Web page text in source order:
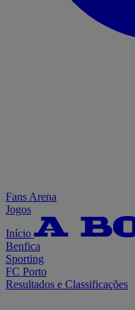
Fans Arena
Jogos
Início
Benfica
Sporting
FC Porto
Resultados e Classificações